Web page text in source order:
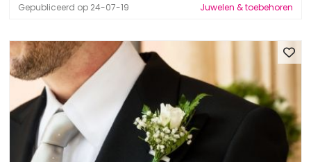
Gepubliceerd op 24-07-19 Juwelen & toebehoren